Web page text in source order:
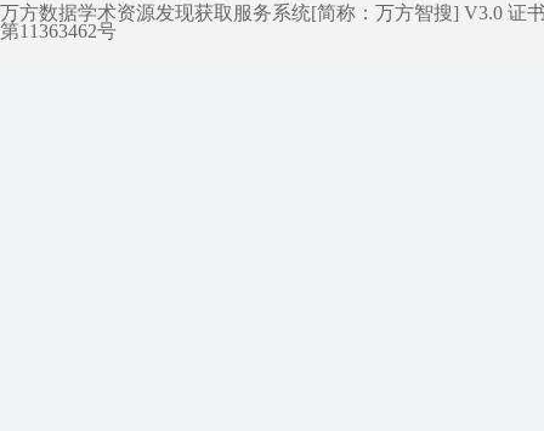
万方数据学术资源发现获取服务系统[简称：万方智搜] V3.0 证
第11363462号